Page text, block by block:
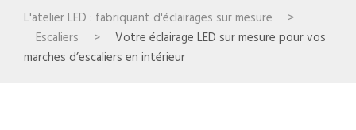
L'atelier LED : fabriquant d'éclairages sur mesure
>
Escaliers
>
Votre éclairage LED sur mesure pour vos
marches d’escaliers en intérieur